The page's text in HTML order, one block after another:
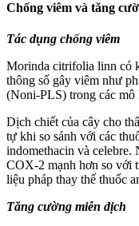
Chống viêm và tăng
Tác dụng chống viêm
Morinda citrifolia linn có
thông số gây viêm như
(Noni-PLS) trong các mô
Dịch chiết của cây cho
tự khi so sánh với các
indomethacin và celebre.
COX-2 mạnh hơn so với
liệu pháp thay thế thuốc
Tăng cường miễn dịch